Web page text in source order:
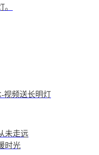
视频送长明灯
未走远
时光